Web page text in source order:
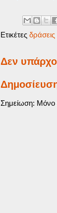
Ετικέτες δράσεις
Δεν
Σημείωση: Μόνο